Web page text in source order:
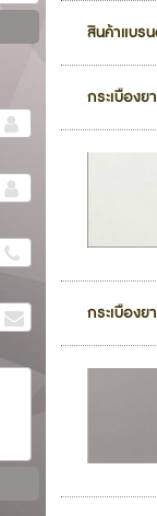
สินค้าแบร
กระเบื้องย
กระเบื้อง